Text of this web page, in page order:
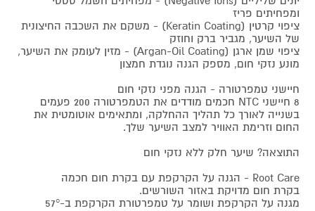
ומפחיתים פריז
ציפוי קרטין (Keratin Coating) - משקם את השכבה החיצונית
של השיער, מגביר ברק וחוזק
ציפוי שמן ארגן (Argan-Oil Coating) - מזין לעומק את השיער,
מונע נזקי חום, מספק הגנה נוגדת חמצון
חיישני טמפרטורה - הגנה מפני נזקי חום
8 חיישני NTC חכמים מודדים את הטמפרטורה 200 פעמים
בשנייה לאורך כל תהליך ההחלקה, ומתאימים אוטומטית את
החום וזרימת האוויר למצב השיער שלך.
התוצאה? שיער חלק ללא נזקי חום
Root Care - הגנה על הקרקפת עם בקרת חום חכמה
בקרת חום מדויקת באזור השורשים.
מגנה על הקרקפת ושומר על טמפרטורת הקרקפת ב-57°